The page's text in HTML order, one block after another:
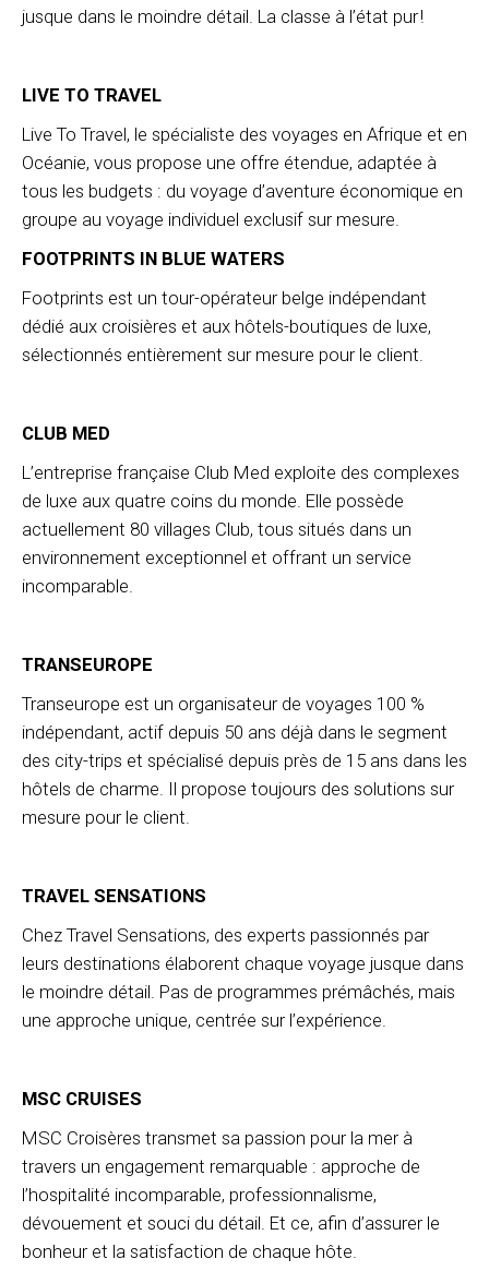
jusque dans le moindre détail. La classe à l’état pur !
LIVE TO TRAVEL
Live To Travel, le spécialiste des voyages en Afrique et en
Océanie, vous propose une offre étendue, adaptée à
tous les budgets : du voyage d’aventure économique en
groupe au voyage individuel exclusif sur mesure.
FOOTPRINTS IN BLUE WATERS
Footprints est un tour-opérateur belge indépendant
dédié aux croisières et aux hôtels-boutiques de luxe,
sélectionnés entièrement sur mesure pour le client.
CLUB MED
L’entreprise française Club Med exploite des complexes
de luxe aux quatre coins du monde. Elle possède
actuellement 80 villages Club, tous situés dans un
environnement exceptionnel et offrant un service
incomparable.
TRANSEUROPE
Transeurope est un organisateur de voyages 100 %
indépendant, actif depuis 50 ans déjà dans le segment
des city-trips et spécialisé depuis près de 15 ans dans les
hôtels de charme. Il propose toujours des solutions sur
mesure pour le client.
TRAVEL SENSATIONS
Chez Travel Sensations, des experts passionnés par
leurs destinations élaborent chaque voyage jusque dans
le moindre détail. Pas de programmes prémâchés, mais
une approche unique, centrée sur l’expérience.
MSC CRUISES
MSC Croisères transmet sa passion pour la mer à
travers un engagement remarquable : approche de
l’hospitalité incomparable, professionnalisme,
dévouement et souci du détail. Et ce, afin d’assurer le
bonheur et la satisfaction de chaque hôte.